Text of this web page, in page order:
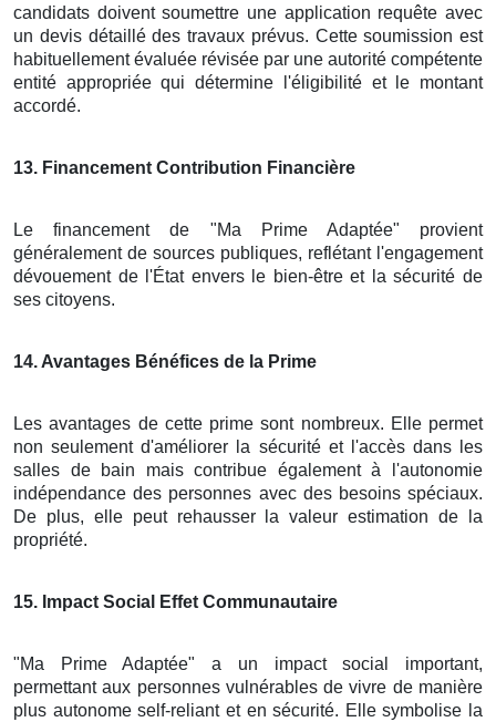
candidats doivent soumettre une application requête avec
un devis détaillé des travaux prévus. Cette soumission est
habituellement évaluée révisée par une autorité compétente
entité appropriée qui détermine l'éligibilité et le montant
accordé.
13. Financement Contribution Financière
Le financement de "Ma Prime Adaptée" provient
généralement de sources publiques, reflétant l'engagement
dévouement de l'État envers le bien-être et la sécurité de
ses citoyens.
14. Avantages Bénéfices de la Prime
Les avantages de cette prime sont nombreux. Elle permet
non seulement d'améliorer la sécurité et l'accès dans les
salles de bain mais contribue également à l'autonomie
indépendance des personnes avec des besoins spéciaux.
De plus, elle peut rehausser la valeur estimation de la
propriété.
15. Impact Social Effet Communautaire
"Ma Prime Adaptée" a un impact social important,
permettant aux personnes vulnérables de vivre de manière
plus autonome self-reliant et en sécurité. Elle symbolise la